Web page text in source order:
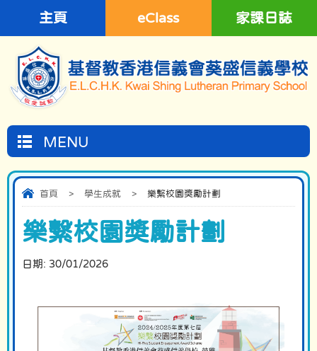
主頁 eClass 家課日誌
MENU
首頁 > 學生成就 > 樂繫校園獎勵計劃
樂繫校園獎勵計劃
日期: 30/01/2026